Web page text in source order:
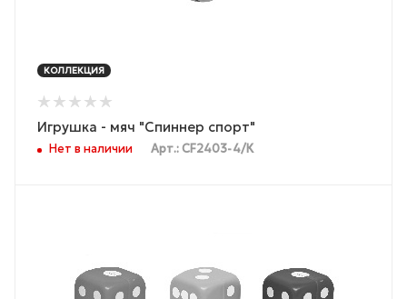
КОЛЛЕКЦИЯ
Игрушка - мяч "Спиннер спорт"
Нет в наличии Арт.: CF2403-4/К